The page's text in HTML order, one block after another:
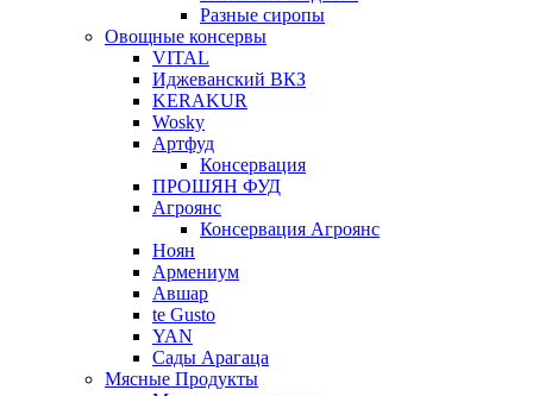
Разные сиропы
Овощные консервы
VITAL
Иджеванский ВКЗ
KERAKUR
Wosky
Артфуд
Консервация
ПРОШЯН ФУД
Агроянс
Консервация Агроянс
Ноян
Армениум
Авшар
te Gusto
YAN
Сады Арагаца
Мясные Продукты